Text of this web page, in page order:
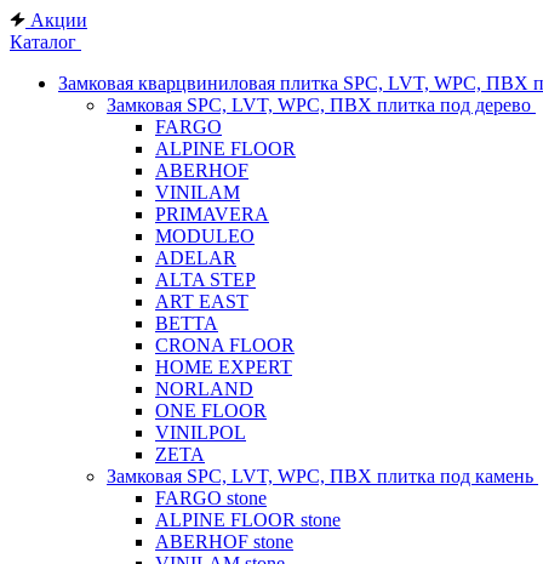
Акции
Каталог
Замковая кварцвиниловая плитка SPC, LVT, WPC, ПВХ
Замковая SPC, LVT, WPC, ПВХ плитка под дерево
FARGO
ALPINE FLOOR
ABERHOF
VINILAM
PRIMAVERA
MODULEO
ADELAR
ALTA STEP
ART EAST
BETTA
CRONA FLOOR
HOME EXPERT
NORLAND
ONE FLOOR
VINILPOL
ZETA
Замковая SPC, LVT, WPC, ПВХ плитка под камень
FARGO stone
ALPINE FLOOR stone
ABERHOF stone